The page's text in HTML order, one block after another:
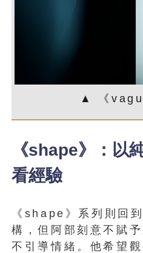
▲ 《
《shape》：以
看經驗
《shape》系列則回
構，但阿部刻意不賦
不引導情緒。他希望